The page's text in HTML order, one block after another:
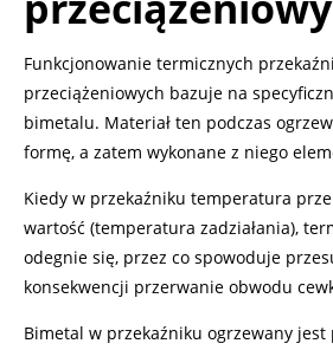
Funkcjonowanie termicznych
przeciążeniowych bazuje na
bimetalu. Materiał ten podczas
formę, a zatem wykonane z niego
Kiedy w przekaźniku temperatura
wartość (temperatura zadziałania),
odegnie się, przez co spowoduje
konsekwencji przerwanie obwodu
Bimetal w przekaźniku ogrzewany jest